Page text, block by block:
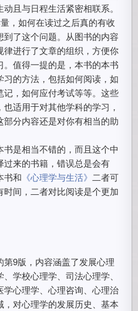
且与日程生活紧密相联系。
，如何在读过之后真的有收
了这个问题。从图书的内容
进行了文章的组织，方便你
值得一提的是，本书的本书
的方法，包括如何阅读，如
，如何应付考试等等。这些
适用于对其他学科的学习，
分内容还是对你有相当的助
是相当不错的，而且这个中
来的书籍，错误总是会有
书和 《心理学与生活》 二者可
间，二者对比阅读是个更加
9版，内容涵盖了发展心理
学校心理学、司法心理学、
心理学、心理咨询、心理治
对心理学的发展历史、基本